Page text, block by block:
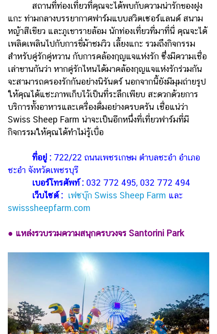
สถานที่ท่องเที่ยวที่คุณจะได้พบกับความน่ารักของฝูง
แกะ ท่ามกลางบรรยากาศฟาร์มแบบสวิตเซอร์แลนด์ สนาม
หญ้าสีเขียว และภูเขารายล้อม นักท่องเที่ยวที่มาที่นี่ คุณจะได้
เพลิดเพลินไปกับการขี่ม้าชมวิว เลี้ยงแกะ รวมถึงกิจกรรม
สำหรับคู่รักคู่หวาน กับการคล้องกุญแจแห่งรัก ซึ่งมีความเชื่อ
เล่าขานกันว่า หากคู่รักไหนได้มาคล้องกุญแจแห่งรักร่วมกัน
จะสามารถครองรักกันอย่างนิรันดร์ นอกจากนี้ยังมีมุมถ่ายรูป
ให้คุณได้แชะภาพเก็บไว้เป็นที่ระลึกเพียบ สะดวกด้วยการ
บริการทั้งอาหารและเครื่องดื่มอย่างครบครัน เชื่อแน่ว่า
Swiss Sheep Farm น่าจะเป็นอีกหนึ่งที่เที่ยวฟาร์มที่มี
กิจกรรมให้คุณได้ทำไม่รู้เบื่อ
ที่อยู่ : 722/22 ถนนเพชรเกษม ตำบลชะอำ อำเภอ
ชะอำ จังหวัดเพชรบุรี
เบอร์โทรศัพท์ : 032 772 495, 032 772 494
เว็บไซต์ : เฟซบุ๊ก Swiss Sheep Farm และ
swisssheepfarm.com
● แหล่งรวบรวมความสนุกครบวงจร Santorini Park